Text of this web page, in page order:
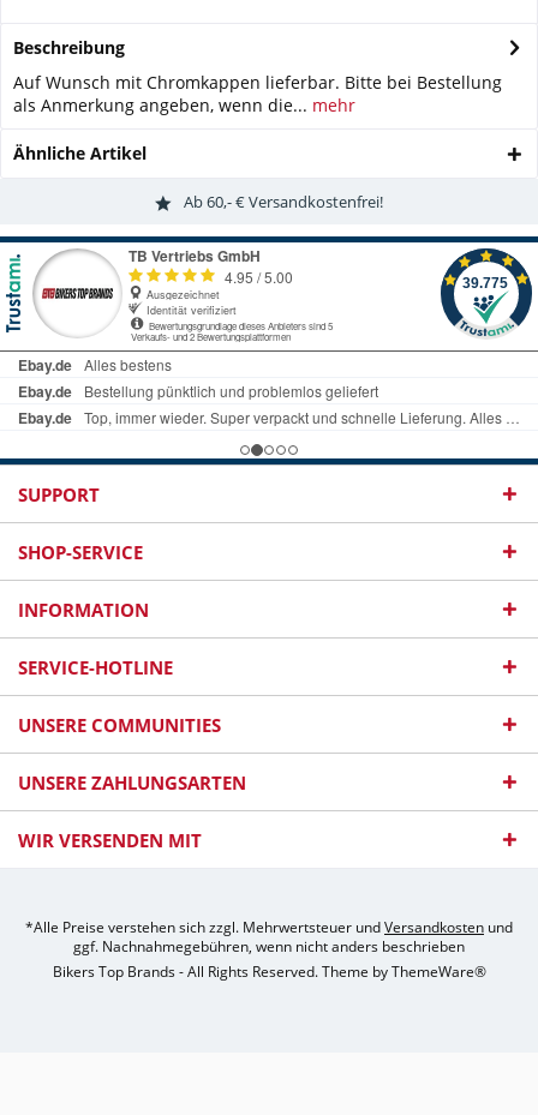
Beschreibung
Auf Wunsch mit Chromkappen lieferbar. Bitte bei Bestellung
als Anmerkung angeben, wenn die... mehr
Ähnliche Artikel
Ab 60,- € Versandkostenfrei!
SUPPORT
SHOP-SERVICE
INFORMATION
SERVICE-HOTLINE
UNSERE COMMUNITIES
UNSERE ZAHLUNGSARTEN
WIR VERSENDEN MIT
*Alle Preise verstehen sich zzgl. Mehrwertsteuer undVersandkosten und
ggf. Nachnahmegebühren, wenn nicht anders beschrieben
Bikers Top Brands - All Rights Reserved. Theme byThemeWare®